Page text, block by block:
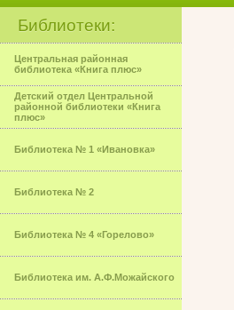
Библиотеки:
Центральная районная
библиотека «Книга плюс»
Детский отдел Центральной
районной библиотеки «Книга
плюс»
Библиотека № 1 «Ивановка»
Библиотека № 2
Библиотека № 4 «Горелово»
Библиотека им. А.Ф.Можайского